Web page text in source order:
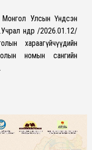
Монгол Улсын Үндсэн
өнөөдөр /2026.01.12/
хараагүйчүүдийн
номын сангийн